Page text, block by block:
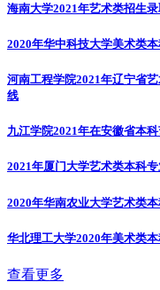
海南大学2021年艺术类招生
2020年华中科技大学美术类
河南工程学院2021年辽宁省
线
九江学院2021年在安徽省本
2021年厦门大学艺术类本科
2020年华南农业大学艺术类
华北理工大学2020年美术类
查看更多